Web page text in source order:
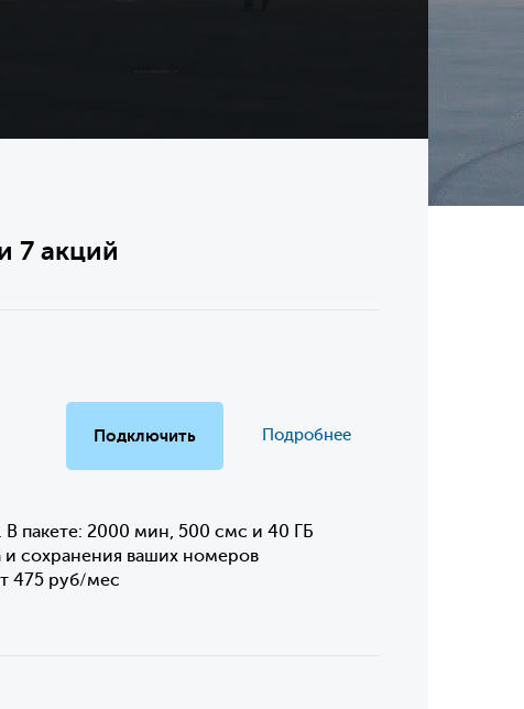
7 акций
Подключить Подробнее
пакете: 2000 мин, 500 смс и 40 ГБ
сохранения ваших номеров
475 руб/мес